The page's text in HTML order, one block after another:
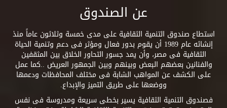
عن الصندوق
استطاع صندوق التنمية الثقافية على مدى خمسة وثلاثون عاماً منذ
إنشائه عام 1989 أن يقوم بدور فعال ومؤثر فى دعم وتنمية الحياة
الثقافية فى مصر، وأن يمد جسور التحاور الخلاق بين المثقفين
والفنانين بعضهم البعض وبينهم وبين الجمهور العريض ..كما عمل
على الكشف عن المواهب الشابة فى مختلف المحافظات ودعمها
ووضعها على طريق التميز والإبداع.
فصندوق التنمية الثقافية يسير بخطى سريعة ومدروسة فى نفس